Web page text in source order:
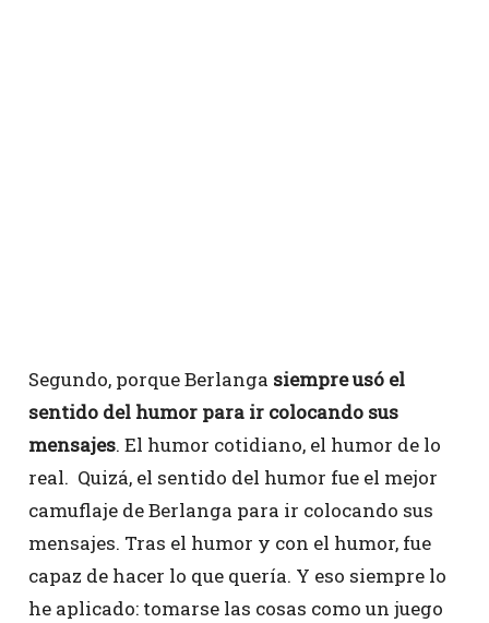
Segundo, porque Berlanga siempre usó el
sentido del humor para ir colocando sus
mensajes. El humor cotidiano, el humor de lo
real. Quizá, el sentido del humor fue el mejor
camuflaje de Berlanga para ir colocando sus
mensajes. Tras el humor y con el humor, fue
capaz de hacer lo que quería. Y eso siempre lo
he aplicado: tomarse las cosas como un juego